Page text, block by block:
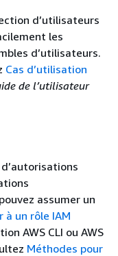
d’utilisateurs
les
d’utilisateurs.
Cas d’utilisation
de l’utilisateur
assumer un
un rôle IAM
AWS CLI ou AWS
Méthodes pour